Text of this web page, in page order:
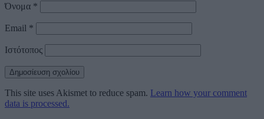
Όνομα *
Email *
Ιστότοπος
This site uses Akismet to reduce spam. Learn how your comment
data is processed.